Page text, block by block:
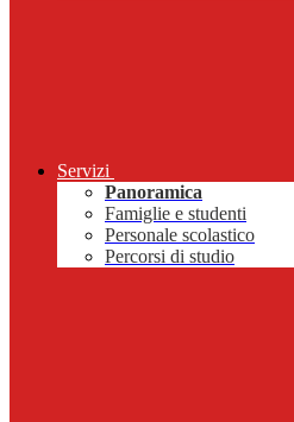
Servizi
Panoramica
Famiglie e studenti
Personale scolastico
Percorsi di studio